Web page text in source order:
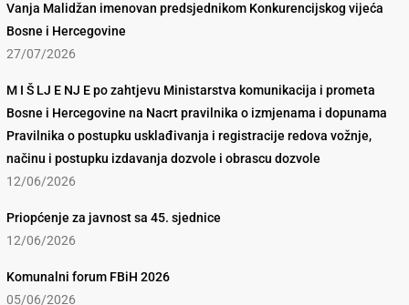
Vanja Malidžan imenovan predsjednikom Konkurencijskog vijeća
Bosne i Hercegovine
27/07/2026
M I Š LJ E NJ E po zahtjevu Ministarstva komunikacija i prometa
Bosne i Hercegovine na Nacrt pravilnika o izmjenama i dopunama
Pravilnika o postupku usklađivanja i registracije redova vožnje,
načinu i postupku izdavanja dozvole i obrascu dozvole
12/06/2026
Priopćenje za javnost sa 45. sjednice
12/06/2026
Komunalni forum FBiH 2026
05/06/2026